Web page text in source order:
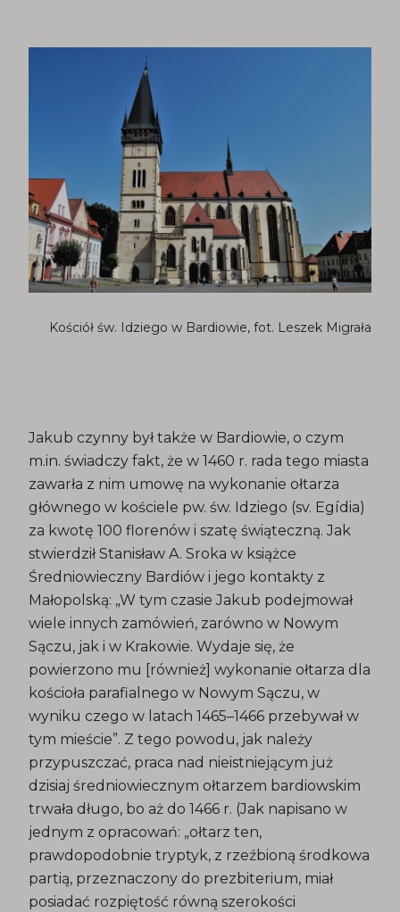
Kościół św. Idziego w Bardiowie, fot. Leszek Migrała
Jakub czynny był także w Bardiowie, o czym
m.in. świadczy fakt, że w 1460 r. rada tego miasta
zawarła z nim umowę na wykonanie ołtarza
głównego w kościele pw. św. Idziego (sv. Egídia)
za kwotę 100 florenów i szatę świąteczną. Jak
stwierdził Stanisław A. Sroka w książce
Średniowieczny Bardiów i jego kontakty z
Małopolską: „W tym czasie Jakub podejmował
wiele innych zamówień, zarówno w Nowym
Sączu, jak i w Krakowie. Wydaje się, że
powierzono mu [również] wykonanie ołtarza dla
kościoła parafialnego w Nowym Sączu, w
wyniku czego w latach 1465–1466 przebywał w
tym mieście”. Z tego powodu, jak należy
przypuszczać, praca nad nieistniejącym już
dzisiaj średniowiecznym ołtarzem bardiowskim
trwała długo, bo aż do 1466 r. (Jak napisano w
jednym z opracowań: „ołtarz ten,
prawdopodobnie tryptyk, z rzeźbioną środkowa
partią, przeznaczony do prezbiterium, miał
posiadać rozpiętość równą szerokości